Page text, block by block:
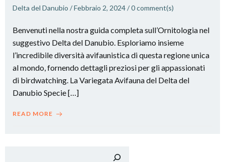
Delta del Danubio /Febbraio 2, 2024/0comment(s)
Benvenuti nella nostra guida completa sull’Ornitologia nel
suggestivo Delta del Danubio. Esploriamo insieme
l’incredibile diversità avifaunistica di questa regione unica
al mondo, fornendo dettagli preziosi per gli appassionati
di birdwatching. La Variegata Avifauna del Delta del
Danubio Specie […]
READ MORE